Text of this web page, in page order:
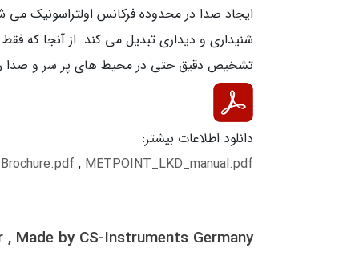
شنیداری و دیداری تبدیل می کند. از آنجا که
تشخیص دقیق حتی در محیط های پر سر و صدا
دانلود اطلاعات بیشتر:
, METPOINT_LKD_manual.pdf
Made by CS-Instruments Germany